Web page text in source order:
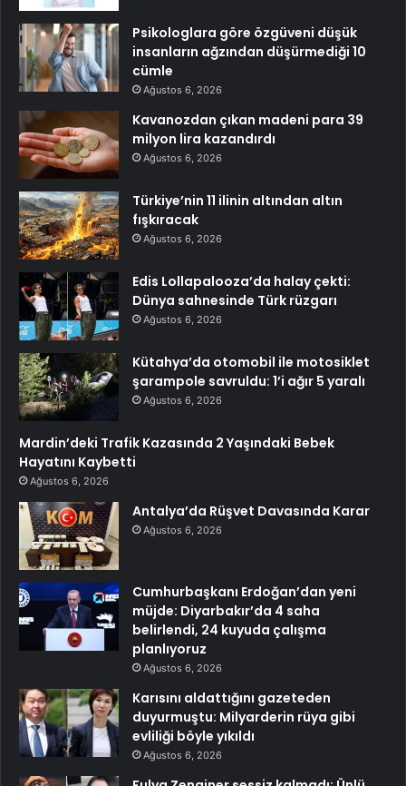
Psikologlara göre özgüveni düşük
insanların ağzından düşürmediği 10
cümle
Ağustos 6, 2026
Kavanozdan çıkan madeni para 39
milyon lira kazandırdı
Ağustos 6, 2026
Türkiye’nin 11 ilinin altından altın
fışkıracak
Ağustos 6, 2026
Edis Lollapalooza’da halay çekti:
Dünya sahnesinde Türk rüzgarı
Ağustos 6, 2026
Kütahya’da otomobil ile motosiklet
şarampole savruldu: 1’i ağır 5 yaralı
Ağustos 6, 2026
Mardin’deki Trafik Kazasında 2 Yaşındaki Bebek
Hayatını Kaybetti
Ağustos 6, 2026
Antalya’da Rüşvet Davasında Karar
Ağustos 6, 2026
Cumhurbaşkanı Erdoğan’dan yeni
müjde: Diyarbakır’da 4 saha
belirlendi, 24 kuyuda çalışma
planlıyoruz
Ağustos 6, 2026
Karısını aldattığını gazeteden
duyurmuştu: Milyarderin rüya gibi
evliliği böyle yıkıldı
Ağustos 6, 2026